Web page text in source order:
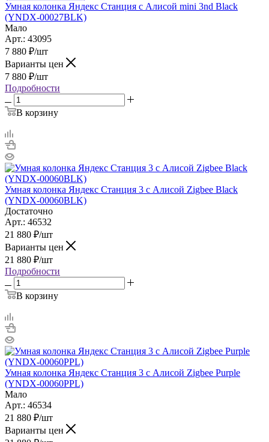
Умная колонка Яндекс Станция с Алисой mini 3nd Black
(YNDX-00027BLK)
Мало
Арт.: 43095
7 880 ₽/шт
Варианты цен
7 880 ₽/шт
Подробности
В корзину
Умная колонка Яндекс Станция 3 c Алисой Zigbee Black
(YNDX-00060BLK)
Достаточно
Арт.: 46532
21 880 ₽/шт
Варианты цен
21 880 ₽/шт
Подробности
В корзину
Умная колонка Яндекс Станция 3 c Алисой Zigbee Purple
(YNDX-00060PPL)
Мало
Арт.: 46534
21 880 ₽/шт
Варианты цен